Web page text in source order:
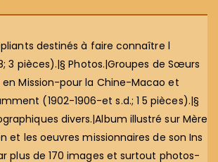
destinés à faire connaître l
3 pièces).|§ Photos.|Groupes de Sœurs
Mission-pour la Chine-Macao et
(1902-1906-et s.d.; 1 5 pièces).|§
divers.|Album illustré sur Mère
et les oeuvres missionnaires de son Ins
plus de 170 images et surtout photos-